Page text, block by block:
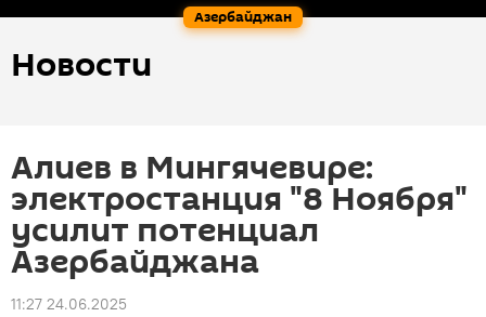
Азербайджан
Новости
Алиев в Мингячевире:
электростанция "8 Ноября"
усилит потенциал
Азербайджана
11:27 24.06.2025